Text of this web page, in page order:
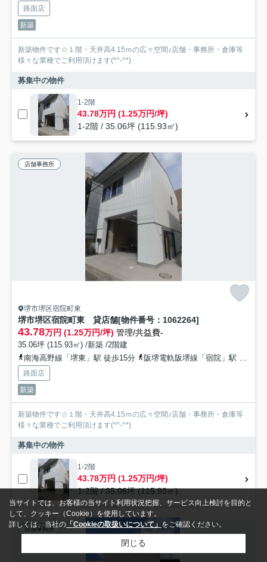
路面店
新築
新築物件です☆１階・天井高4.15ｍの広々空間♪店舗・事務所・倉庫等
様々な業種でご利用頂けます(*^-^*)
募集中の物件
1-2階
43.78万円 (1.25万円/坪)
1-2階 / 35.06坪 (115.93㎡)
店舗事務所
堺市堺区宿院町東
堺市堺区宿院町東 貸店舗[物件番号：1062264]
43.78万円 (1.25万円/坪) 管理/共益費-
35.06坪 (115.93㎡) /新築 /2階建
南海高野線「堺東」駅 徒歩15分
阪堺電軌阪堺線「宿院」駅 徒歩7分
路面店
新築
新築物件です☆１階・天井高4.15ｍの広々空間♪店舗・事務所・倉庫等
様々な業種でご利用頂けます(*^-^*)
募集中の物件
1-2階
43.78万円 (1.25万円/坪)
1-2階 / 35.06坪 (115.93㎡)
店舗事務所
当サイトでは、お客様の当サイト利用状況把握、サービス向上検討を目的と
して、クッキー（Cookie）を使用しています。
詳しくは、当社の 「Cookieの取扱いについて」 をご確認ください。
閉じる